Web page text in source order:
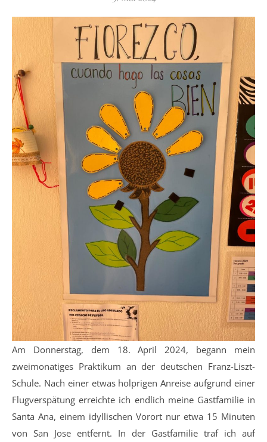
Am Donnerstag, dem 18. April 2024, begann mein
zweimonatiges Praktikum an der deutschen Franz-Liszt-
Schule. Nach einer etwas holprigen Anreise aufgrund einer
Flugverspätung erreichte ich endlich meine Gastfamilie in
Santa Ana, einem idyllischen Vorort nur etwa 15 Minuten
von San Jose entfernt. In der Gastfamilie traf ich auf